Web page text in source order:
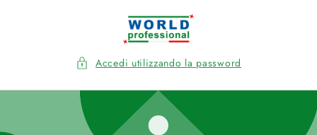
Accedi utilizzando la password